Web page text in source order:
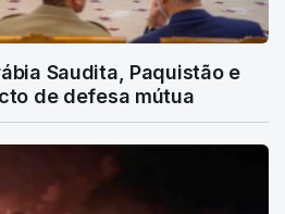
Saudita, Paquistão e
de defesa mútua